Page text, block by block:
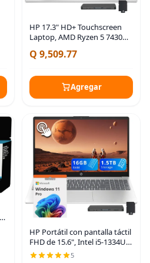
HP 17.3" HD+ Touchscreen
Laptop, AMD Ryzen 5 7430U,
Storage (512GB SSD+1TB
Radeon Graphics, Full-Size
Q 9,509.77
Agregar
HP Portátil con pantalla táctil
FHD de 15.6", Intel i5-1334U,
16 GB de RAM,
5